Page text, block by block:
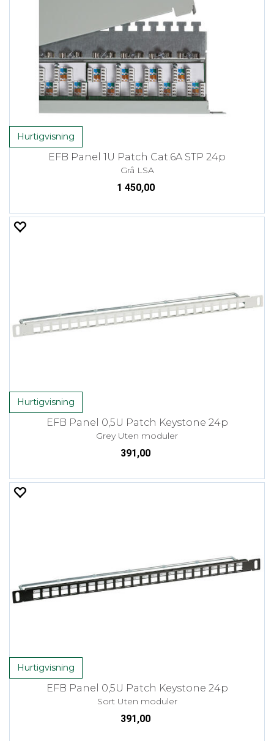
Hurtigvisning
EFB Panel 1U Patch Cat.6A STP 24p
Grå LSA
1 450,00
Hurtigvisning
EFB Panel 0,5U Patch Keystone 24p
Grey Uten moduler
391,00
Hurtigvisning
EFB Panel 0,5U Patch Keystone 24p
Sort Uten moduler
391,00